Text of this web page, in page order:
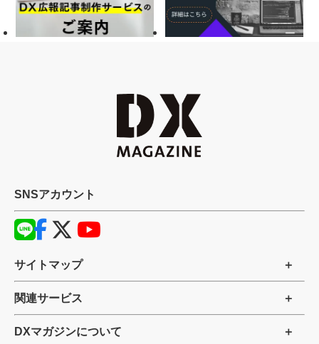
SNSアカウント
サイトマップ
関連サービス
DXマガジンについて